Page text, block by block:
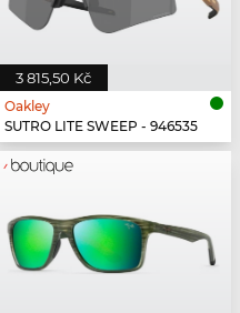
3 815,50 Kč
Oakley
SUTRO LITE SWEEP - 946535